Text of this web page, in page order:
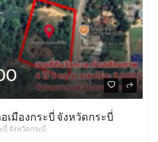
เมืองกระบี่ จังหวัดกระบี่
บี่ จังหวัดกระบี่